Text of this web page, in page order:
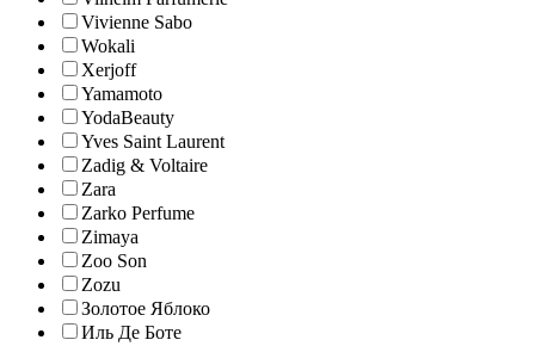
Vivienne Sabo
Wokali
Xerjoff
Yamamoto
YodaBeauty
Yves Saint Laurent
Zadig & Voltaire
Zara
Zarko Perfume
Zimaya
Zoo Son
Zozu
Золотое Яблоко
Иль Де Боте